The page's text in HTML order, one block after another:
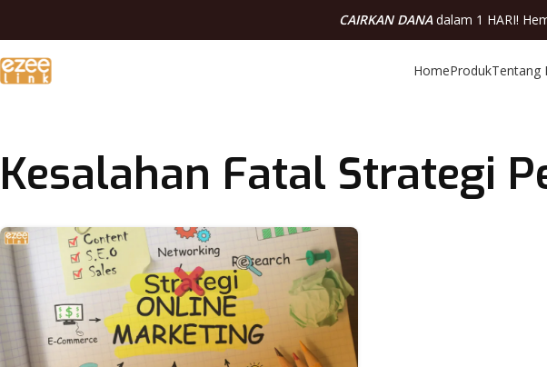
CAIRKAN DANAdalam 1 HARI!
HomeProdukTentang
Kesalahan Fatal Strategi